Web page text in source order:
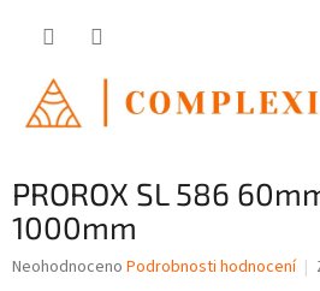
PROROX SL 586
1000mm
Průměrné
Neohodnoceno Podrobnosti hodnocení